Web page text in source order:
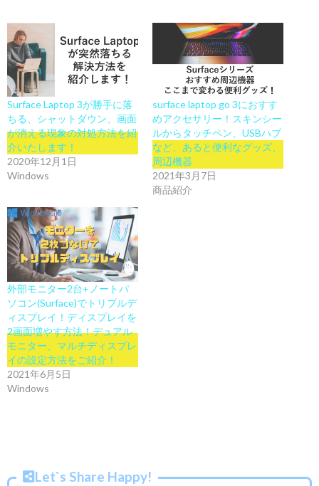
Surface Laptop 3が勝手に落
ちる、シャットダウン、画面
が消える現象の対処方法を紹
介いたします！
2020年12月1日
Windows
surface laptop go 3におすす
めアクセサリー！スキンシー
ルからタッチペン、USBハブ
など、あると便利なグッズ、
周辺機器
2021年3月7日
商品紹介
外部モニター2台+ノートパ
ソコン(Surface)でトリプルデ
ィスプレイ！ディスプレイを
2画面増やす方法！デュアル
モニター、マルチディスプレ
イの設定方法をご紹介！
2021年6月5日
Windows
Let`s Share Happy!